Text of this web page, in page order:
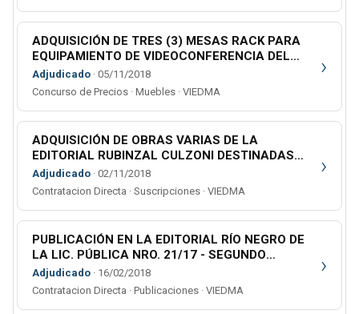
ADQUISICIÓN DE TRES (3) MESAS RACK PARA
EQUIPAMIENTO DE VIDEOCONFERENCIA DEL
MINISTERIO PÚBLICO
Adjudicado · 05/11/2018
Concurso de Precios · Muebles · VIEDMA
›
ADQUISICIÓN DE OBRAS VARIAS DE LA
EDITORIAL RUBINZAL CULZONI DESTINADAS
AL CENTRO DE DOCUMENTACIÓN JURÍDICA.
Adjudicado · 02/11/2018
Contratacion Directa · Suscripciones · VIEDMA
›
PUBLICACIÓN EN LA EDITORIAL RÍO NEGRO DE
LA LIC. PÚBLICA NRO. 21/17 - SEGUNDO
LLAMADO
Adjudicado · 16/02/2018
Contratacion Directa · Publicaciones · VIEDMA
›